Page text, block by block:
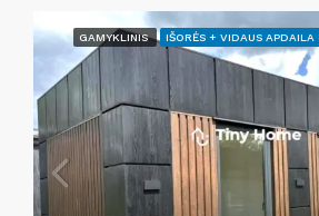
GAMYKLINIS IŠORĖS + VIDAUS APDAILA